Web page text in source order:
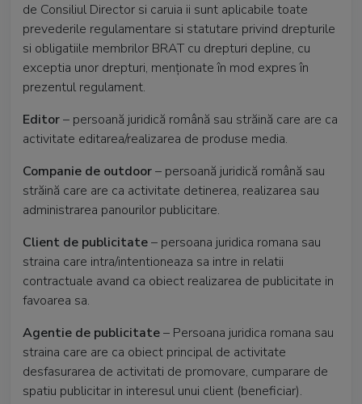
de Consiliul Director si caruia ii sunt aplicabile toate
prevederile regulamentare si statutare privind drepturile
si obligatiile membrilor BRAT cu drepturi depline, cu
exceptia unor drepturi, menționate în mod expres în
prezentul regulament.
Editor– persoană juridică română sau străină care are ca
activitate editarea/realizarea de produse media.
Companie de outdoor– persoană juridică română sau
străină care are ca activitate detinerea, realizarea sau
administrarea panourilor publicitare.
Client de publicitate– persoana juridica romana sau
straina care intra/intentioneaza sa intre in relatii
contractuale avand ca obiect realizarea de publicitate in
favoarea sa.
Agentie de publicitate– Persoana juridica romana sau
straina care are ca obiect principal de activitate
desfasurarea de activitati de promovare, cumparare de
spatiu publicitar in interesul unui client (beneficiar).